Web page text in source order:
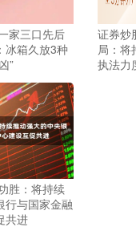
家三口先后
冰箱久放3种
”
证券炒
局：将
执法力
胜：将持续
行与国家金融
共进